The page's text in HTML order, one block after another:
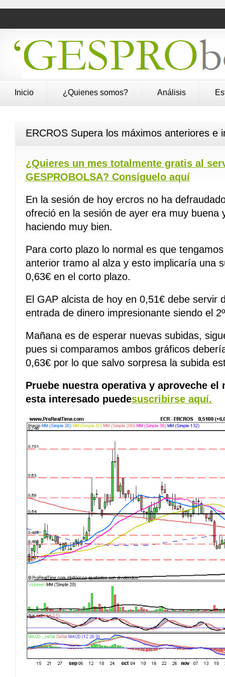
Inicio ¿Quienes somos? Análisis
ERCROS Supera los máximos anteriores e
¿Quieres un mes totalmente gratis al
GESPROBOLSA? Consíguelo aquí
En la sesión de hoy ercros no ha
ofreció en la sesión de ayer era muy buena
haciendo muy bien.
Para corto plazo lo normal es que
anterior tramo al alza y esto implicaría una
0,63€ en el corto plazo.
El GAP alcista de hoy en 0,51€ debe servir
entrada de dinero impresionante siendo el
Mañana es de esperar nuevas subidas,
pues si comparamos ambos gráficos
0,63€ por lo que salvo sorpresa la subida
Pruebe nuestra operativa y aproveche el
esta interesado puedesuscribirse aquí.